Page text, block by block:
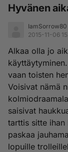
Hyvänen
IamSorrow80
2015-11-06
Alkaa olla jo
vaan toisten
Voisivat nämä
saisivat
tarttis sitte ihan
paskaa
lopuille